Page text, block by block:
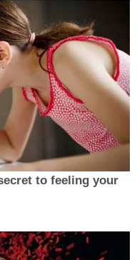
to feeling your